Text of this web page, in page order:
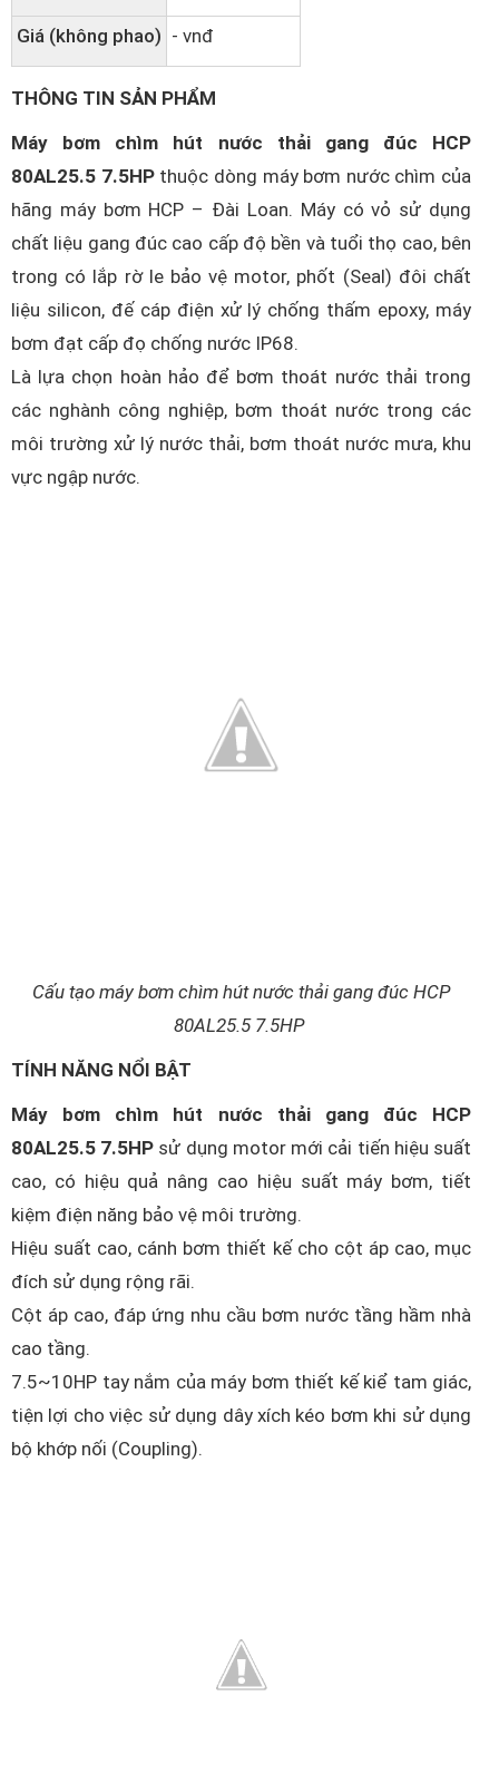
Giá (không phao) - vnđ
THÔNG TIN SẢN PHẨM
Máy bơm chìm hút nước thải gang đúc HCP
80AL25.5 7.5HPthuộc dòng máy bơm nước chìm của
hãng máy bơm HCP – Đài Loan. Máy có vỏ sử dụng
chất liệu gang đúc cao cấp độ bền và tuổi thọ cao, bên
trong có lắp rờ le bảo vệ motor, phốt (Seal) đôi chất
liệu silicon, đế cáp điện xử lý chống thấm epoxy, máy
bơm đạt cấp đọ chống nước IP68.
Là lựa chọn hoàn hảo để bơm thoát nước thải trong
các nghành công nghiệp, bơm thoát nước trong các
môi trường xử lý nước thải, bơm thoát nước mưa, khu
vực ngập nước.
Cấu tạo máy bơm chìm hút nước thải gang đúc HCP
80AL25.5 7.5HP
TÍNH NĂNG NỔI BẬT
Máy bơm chìm hút nước thải gang đúc HCP
80AL25.5 7.5HP sử dụng motor mới cải tiến hiệu suất
cao, có hiệu quả nâng cao hiệu suất máy bơm, tiết
kiệm điện năng bảo vệ môi trường.
Hiệu suất cao, cánh bơm thiết kế cho cột áp cao, mục
đích sử dụng rộng rãi.
Cột áp cao, đáp ứng nhu cầu bơm nước tầng hầm nhà
cao tầng.
7.5~10HP tay nắm của máy bơm thiết kế kiể tam giác,
tiện lợi cho việc sử dụng dây xích kéo bơm khi sử dụng
bộ khớp nối (Coupling).